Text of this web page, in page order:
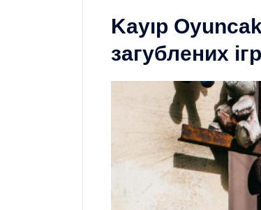
Kayıp
загублених